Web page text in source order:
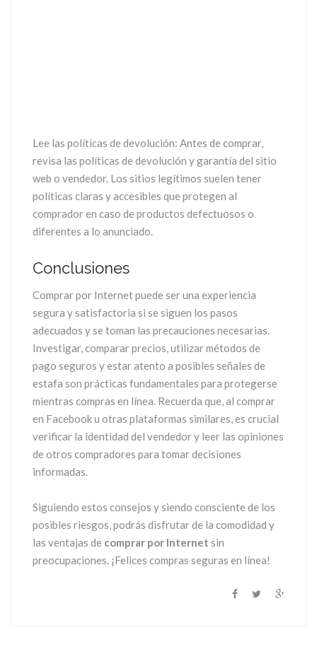
Lee las políticas de devolución: Antes de comprar,
revisa las políticas de devolución y garantía del sitio
web o vendedor. Los sitios legítimos suelen tener
políticas claras y accesibles que protegen al
comprador en caso de productos defectuosos o
diferentes a lo anunciado.
Conclusiones
Comprar por Internet puede ser una experiencia
segura y satisfactoria si se siguen los pasos
adecuados y se toman las precauciones necesarias.
Investigar, comparar precios, utilizar métodos de
pago seguros y estar atento a posibles señales de
estafa son prácticas fundamentales para protegerse
mientras compras en línea. Recuerda que, al comprar
en Facebook u otras plataformas similares, es crucial
verificar la identidad del vendedor y leer las opiniones
de otros compradores para tomar decisiones
informadas.
Siguiendo estos consejos y siendo consciente de los
posibles riesgos, podrás disfrutar de la comodidad y
las ventajas de comprar por Internet sin
preocupaciones. ¡Felices compras seguras en línea!